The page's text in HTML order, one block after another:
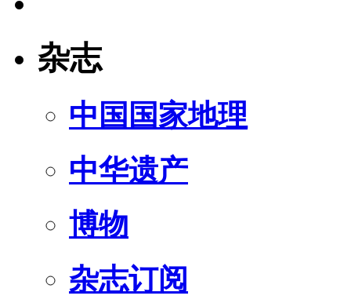
杂志
中国国家地理
中华遗产
博物
杂志订阅